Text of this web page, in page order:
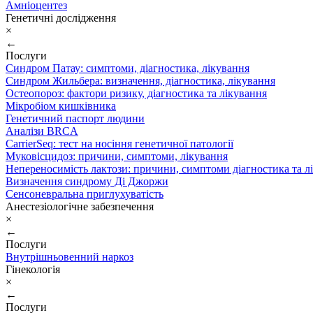
Амніоцентез
Генетичні дослідження
×
←
Послуги
Синдром Патау: симптоми, дiагностика, лiкування
Синдром Жильбера: визначення, діагностика, лікування
Остеопороз: фактори ризику, діагностика та лікування
Мікробіом кишківника
Генетичний паспорт людини
Аналізи BRCA
CarrierSeq: тест на носіння генетичної патології
Муковісцидоз: причини, симптоми, лікування
Непереносимість лактози: причини, симптоми діагностика та
Визначення синдрому Ді Джоржи
Сенсоневральна приглухуватість
Анестезіологічне забезпечення
×
←
Послуги
Внутрішньовенний наркоз
Гінекологія
×
←
Послуги